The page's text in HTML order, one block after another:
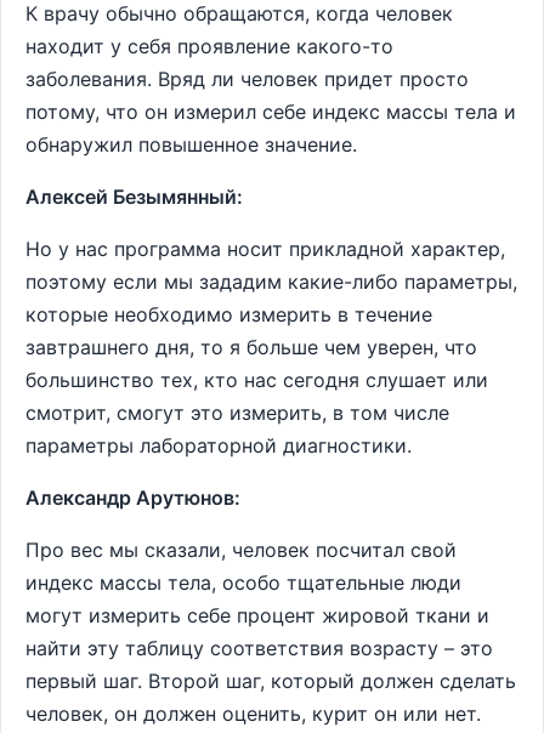
К врачу обычно обращаются, когда человек
находит у себя проявление какого-то
заболевания. Вряд ли человек придет просто
потому, что он измерил себе индекс массы тела и
обнаружил повышенное значение.
Алексей Безымянный:
Но у нас программа носит прикладной характер,
поэтому если мы зададим какие-либо параметры,
которые необходимо измерить в течение
завтрашнего дня, то я больше чем уверен, что
большинство тех, кто нас сегодня слушает или
смотрит, смогут это измерить, в том числе
параметры лабораторной диагностики.
Александр Арутюнов:
Про вес мы сказали, человек посчитал свой
индекс массы тела, особо тщательные люди
могут измерить себе процент жировой ткани и
найти эту таблицу соответствия возрасту – это
первый шаг. Второй шаг, который должен сделать
человек, он должен оценить, курит он или нет.